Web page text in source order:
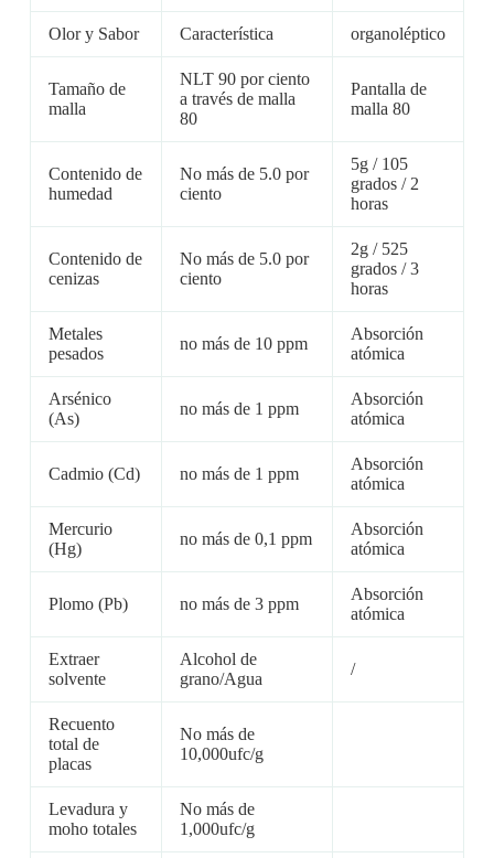
Olor y Sabor Característica organoléptico
Tamaño de
malla
NLT 90 por ciento
a través de malla
80
Pantalla de
malla 80
Contenido de
humedad
No más de 5.0 por
ciento
5g / 105
grados / 2
horas
Contenido de
cenizas
No más de 5.0 por
ciento
2g / 525
grados / 3
horas
Metales
pesados
no más de 10 ppm
Absorción
atómica
Arsénico
(As)
no más de 1 ppm
Absorción
atómica
Cadmio (Cd) no más de 1 ppm
Absorción
atómica
Mercurio
(Hg)
no más de 0,1 ppm
Absorción
atómica
Plomo (Pb) no más de 3 ppm
Absorción
atómica
Extraer
solvente
Alcohol de
grano/Agua
/
Recuento
total de
placas
No más de
10,000ufc/g
Levadura y
moho totales
No más de
1,000ufc/g